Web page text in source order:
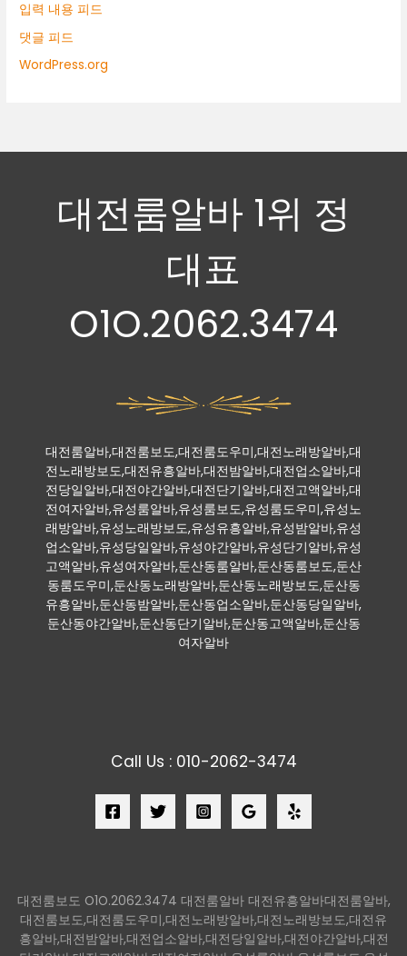
입력 내용 피드
댓글 피드
WordPress.org
대전룸알바 1위 정
대표
O1O.2062.3474
대전룸알바,대전룸보도,대전룸도우미,대전노래방알바,대
전노래방보도,대전유흥알바,대전밤알바,대전업소알바,대
전당일알바,대전야간알바,대전단기알바,대전고액알바,대
전여자알바,유성룸알바,유성룸보도,유성룸도우미,유성노
래방알바,유성노래방보도,유성유흥알바,유성밤알바,유성
업소알바,유성당일알바,유성야간알바,유성단기알바,유성
고액알바,유성여자알바,둔산동룸알바,둔산동룸보도,둔산
동룸도우미,둔산동노래방알바,둔산동노래방보도,둔산동
유흥알바,둔산동밤알바,둔산동업소알바,둔산동당일알바,
둔산동야간알바,둔산동단기알바,둔산동고액알바,둔산동
여자알바
Call Us : 010-2062-3474
대전룸보도 O1O.2062.3474 대전룸알바 대전유흥알바대전룸알바,
대전룸보도,대전룸도우미,대전노래방알바,대전노래방보도,대전유
흥알바,대전밤알바,대전업소알바,대전당일알바,대전야간알바,대전